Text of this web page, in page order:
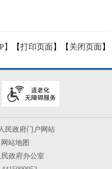
】 【打印页面】【 关闭页面】
民政府门户网站
网站地图
政府办公室